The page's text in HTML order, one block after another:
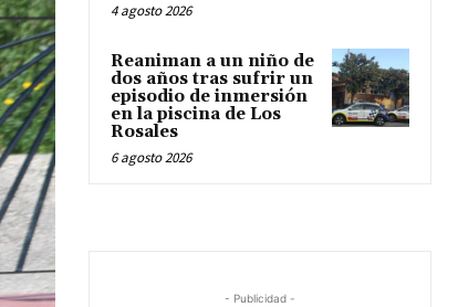
4 agosto 2026
Reaniman a un niño de
dos años tras sufrir un
episodio de inmersión
en la piscina de Los
Rosales
6 agosto 2026
- Publicidad -